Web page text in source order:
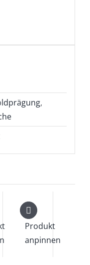
,
Produkt
anpinnen